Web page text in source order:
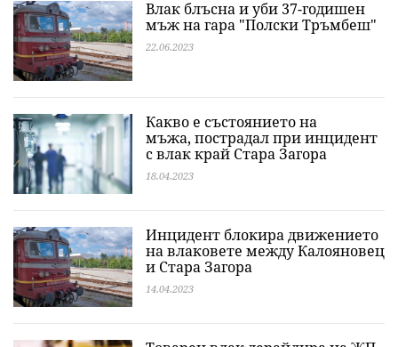
Влак блъсна и уби 37-годишен
мъж на гара "Полски Тръмбеш"
22.06.2023
Какво е състоянието на
мъжа, пострадал при инцидент
с влак край Стара Загора
18.04.2023
Инцидент блокира движението
на влаковете между Калояновец
и Стара Загора
14.04.2023